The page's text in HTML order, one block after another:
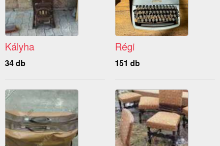
Kályha
34 db
Régi
151 db